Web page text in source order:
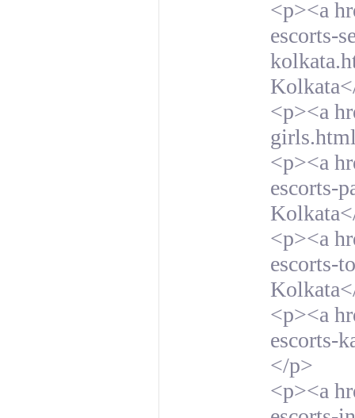
<p><a
escorts-
<p><a
<p><a
escorts-
<p><a
escorts-
<p><a
escorts-
</p>
<p><a